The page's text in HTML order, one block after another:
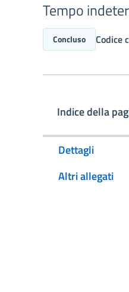
Tempo
Concluso Codice
Indice della
Dettagli
Altri allegati